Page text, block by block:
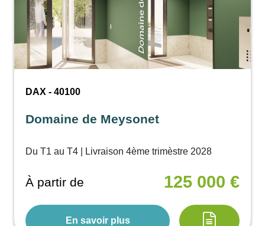
DAX - 40100
Domaine de Meysonet
Du T1 au T4 | Livraison 4ème trimèstre 2028
À partir de 125 000 €
En savoir plus